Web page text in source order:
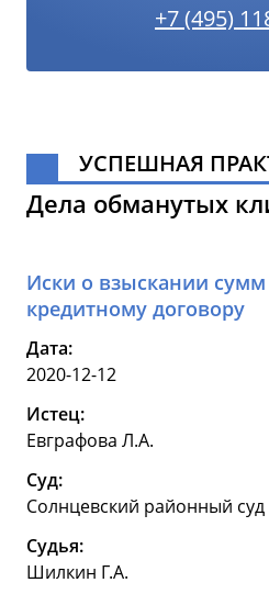
+7 (495)
УСПЕШНАЯ
Дела обманутых
Иски о взыскании
кредитному договору
Дата:
2020-12-12
Истец:
Евграфова Л.А.
Суд:
Солнцевский районный суд
Судья:
Шилкин Г.А.